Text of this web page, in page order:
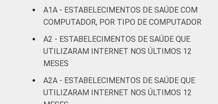
Serviço de
apoio à
diagnose e
34
IDENTIFICAÇÃO DE
UNIDADE BÁSICA
DE SAÚDE
Não UBS
A1A - ESTABELECIMENTOS DE SAÚDE COM
COMPUTADOR, POR TIPO DE COMPUTADOR
A2 - ESTABELECIMENTOS DE SAÚDE QUE
UTILIZARAM INTERNET NOS ÚLTIMOS 12
MESES
A2A - ESTABELECIMENTOS DE SAÚDE QUE
UTILIZARAM INTERNET NOS ÚLTIMOS 12